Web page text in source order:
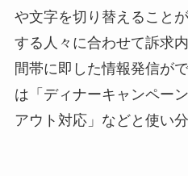
や文字を切り替えること
する人々に合わせて訴求
間帯に即した情報発信が
は「ディナーキャンペー
アウト対応」などと使い